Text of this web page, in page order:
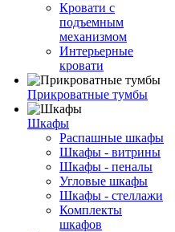
Кровати с
подъемным
механизмом
Интерьерные
кровати
Прикроватные тумбы
Шкафы
Распашные шкафы
Шкафы - витрины
Шкафы - пеналы
Угловые шкафы
Шкафы - стеллажи
Комплекты
шкафов